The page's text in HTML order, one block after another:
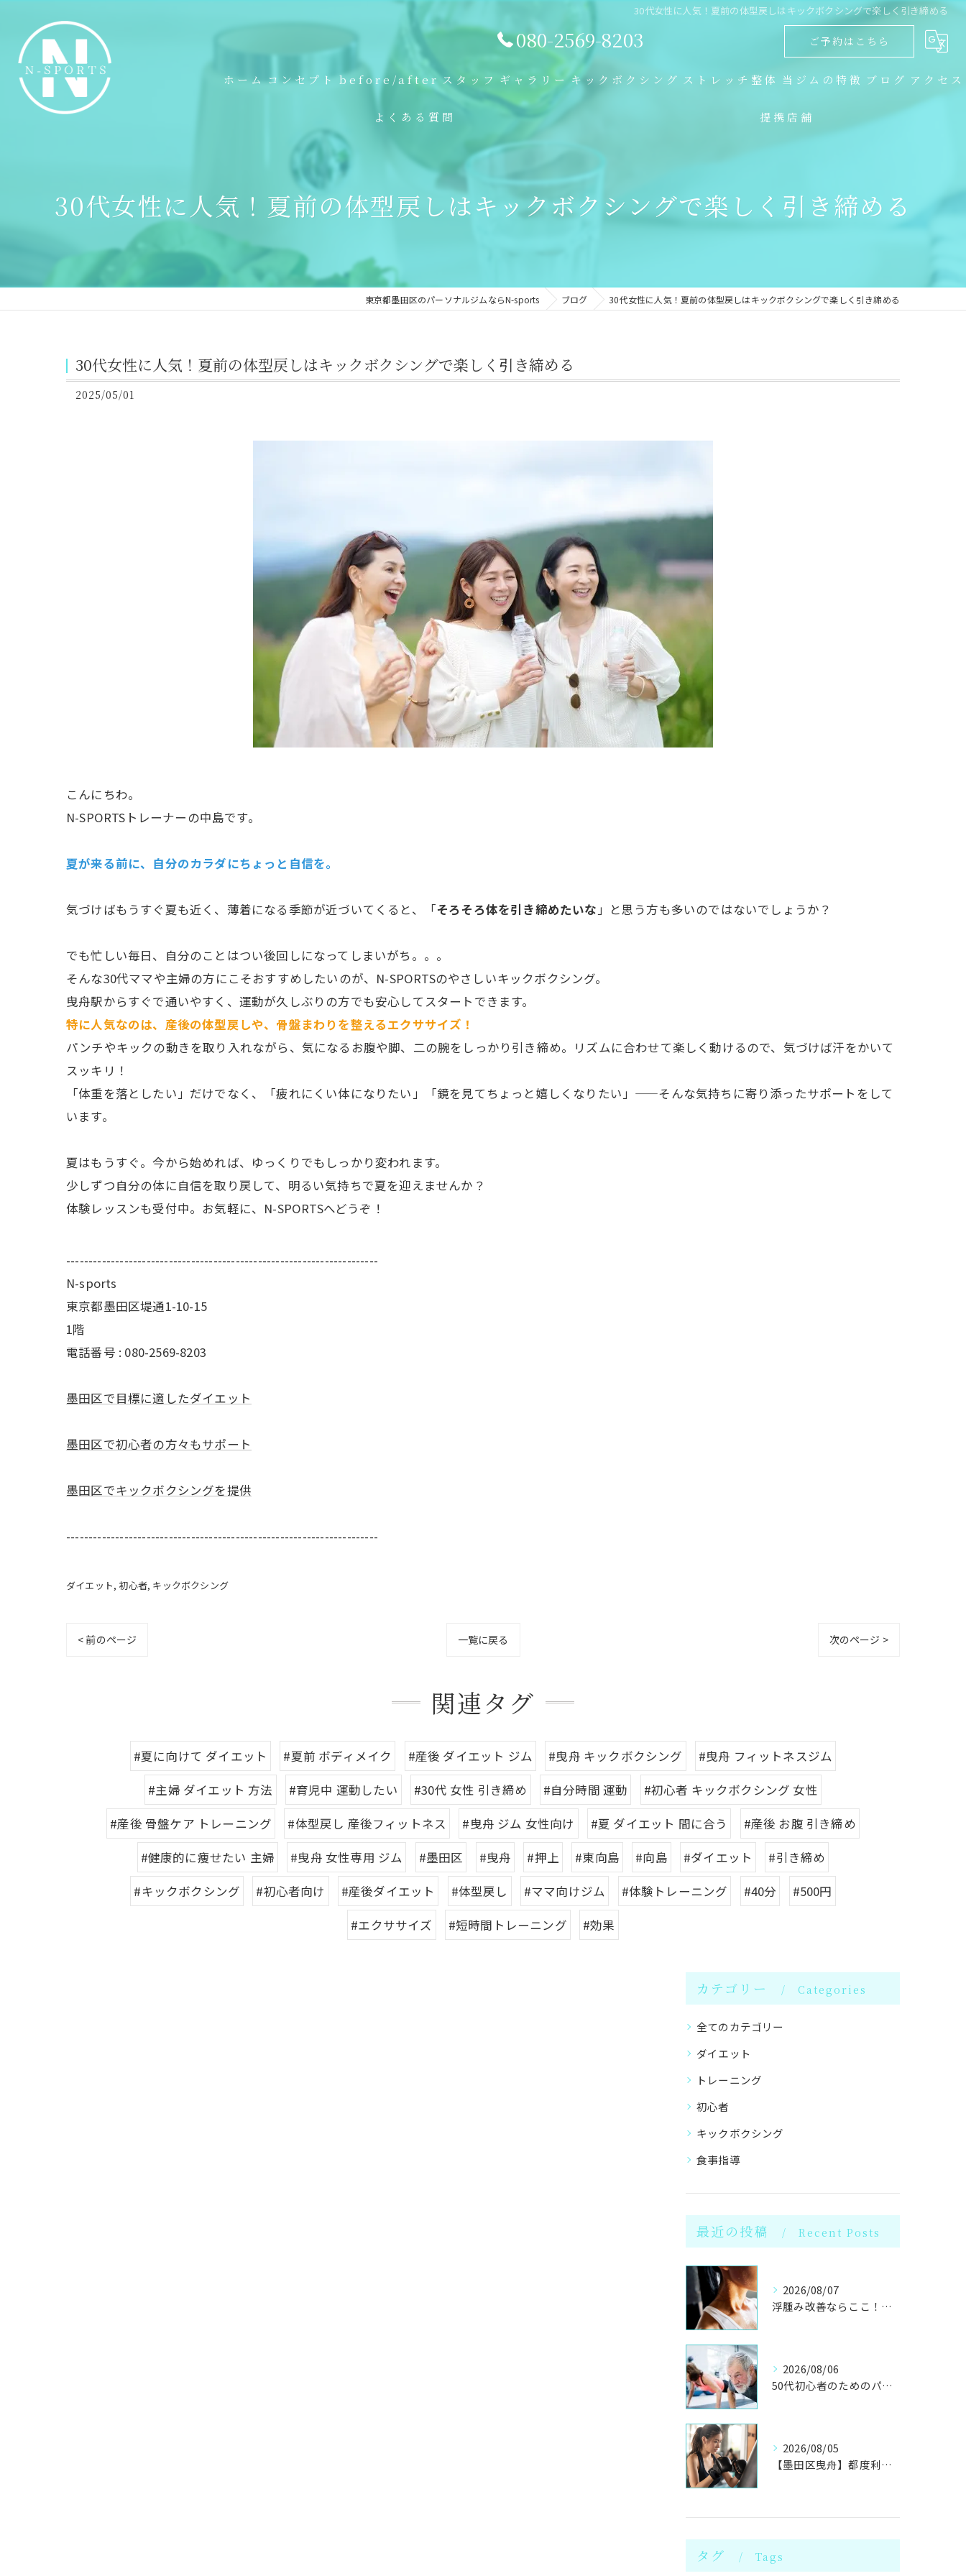
30代女性に人気！夏前の体型戻しはキックボクシングで楽しく引き締める
080-2569-8203 ご予約はこちら
ホーム コンセプト before/after スタッフ ギャラリー キックボクシング ストレッチ整体 当ジムの特徴
トレーニング
ブログ アクセス
よくある質問 提携店舗
30代女性に人気！夏前の体型戻しはキックボクシングで楽しく引き締める
東京都墨田区のパーソナルジムならN-sports ブログ 30代女性に人気！夏前の体型戻しはキックボクシングで楽しく引き締める
30代女性に人気！夏前の体型戻しはキックボクシングで楽しく引き締める
2025/05/01
こんにちわ。
N-SPORTSトレーナーの中島です。
夏が来る前に、自分のカラダにちょっと自信を。
気づけばもうすぐ夏も近く、薄着になる季節が近づいてくると、「そろそろ体を引き締めたいな」と思う方も多いのではないでしょうか？
でも忙しい毎日、自分のことはつい後回しになってしまいがち。。。
そんな30代ママや主婦の方にこそおすすめしたいのが、N-SPORTSのやさしいキックボクシング。
曳舟駅からすぐで通いやすく、運動が久しぶりの方でも安心してスタートできます。
特に人気なのは、産後の体型戻しや、骨盤まわりを整えるエクササイズ！
パンチやキックの動きを取り入れながら、気になるお腹や脚、二の腕をしっかり引き締め。リズムに合わせて楽しく動けるので、気づけば汗をかいて
スッキリ！
「体重を落としたい」だけでなく、「疲れにくい体になりたい」「鏡を見てちょっと嬉しくなりたい」——そんな気持ちに寄り添ったサポートをして
います。
夏はもうすぐ。今から始めれば、ゆっくりでもしっかり変われます。
少しずつ自分の体に自信を取り戻して、明るい気持ちで夏を迎えませんか？
体験レッスンも受付中。お気軽に、N-SPORTSへどうぞ！
----------------------------------------------------------------------
N-sports
東京都墨田区堤通1-10-15
1階
電話番号 : 080-2569-8203
墨田区で目標に適したダイエット
墨田区で初心者の方々もサポート
墨田区でキックボクシングを提供
----------------------------------------------------------------------
ダイエット 初心者 キックボクシング
< 前のページ 一覧に戻る 次のページ >
関連タグ
#夏に向けて ダイエット #夏前 ボディメイク #産後 ダイエット ジム #曳舟 キックボクシング
#曳舟 フィットネスジム
#主婦 ダイエット 方法
#育児中 運動したい #30代 女性 引き締め #自分時間 運動
#初心者 キックボクシング 女性
#産後 骨盤ケア トレーニング
#体型戻し 産後フィットネス #曳舟 ジム 女性向け #夏 ダイエット 間に合う
#産後 お腹 引き締め
#健康的に痩せたい 主婦
#曳舟 女性専用 ジム #墨田区 #曳舟 #押上 #東向島 #向島 #ダイエット
#引き締め
#キックボクシング
#初心者向け #産後ダイエット #体型戻し #ママ向けジム #体験トレーニング #40分
#500円
#エクササイズ
#短時間トレーニング #効果
カテゴリー Categories
全てのカテゴリー
ダイエット
トレーニング
初心者
キックボクシング
食事指導
最近の投稿 Recent Posts
2026/08/07
浮腫み改善ならここ！岩盤浴併設のパーソナル
2026/08/06
50代初心者のためのパーソナルジムで健康体へ
2026/08/05
【墨田区曳舟】都度利用OK！初心者向けキックボクシングジム
タグ Tags